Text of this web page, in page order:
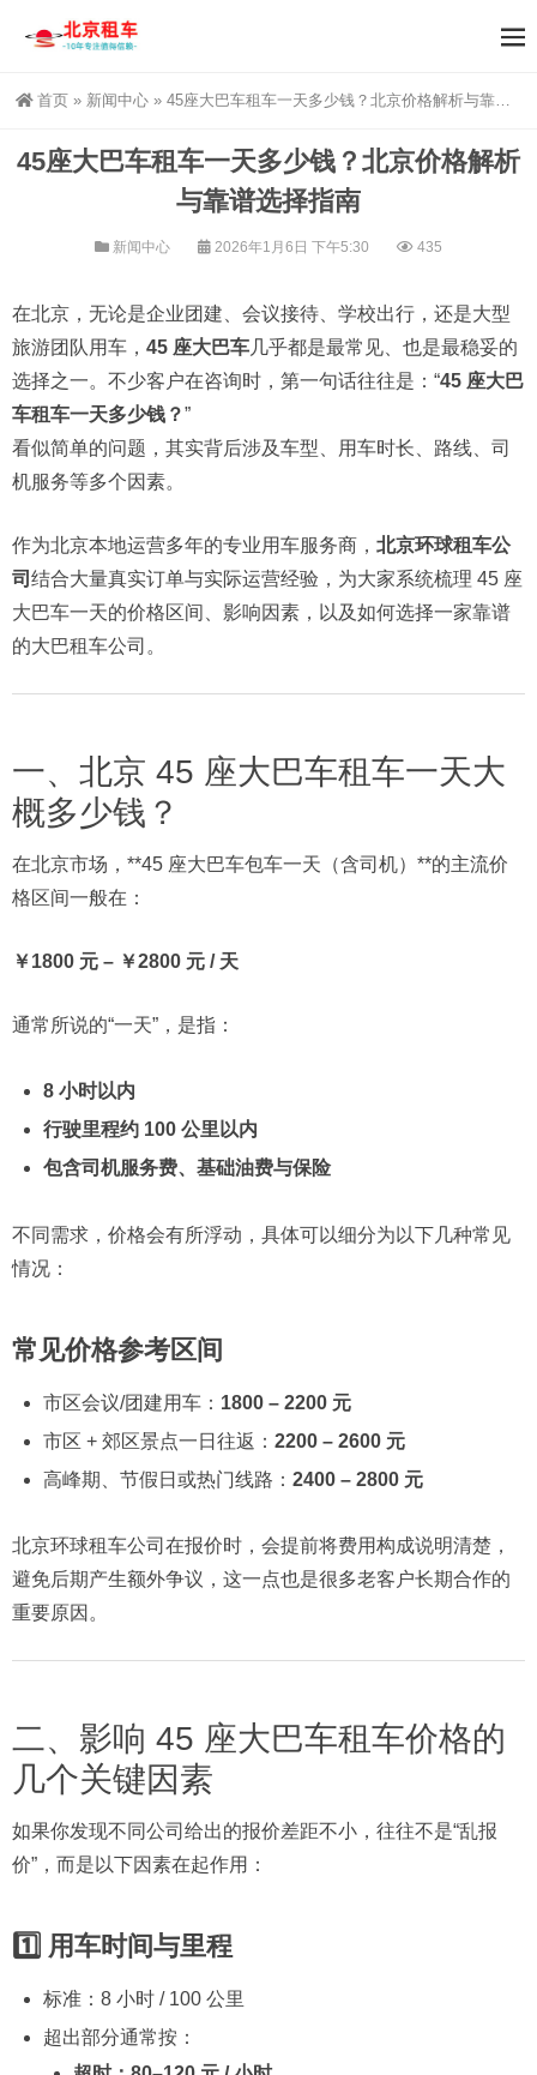
首页 » 新闻中心 » 45座大巴车租车一天多少钱？北京价格解析与靠谱选择指南
45座大巴车租车一天多少钱？北京价格解析
与靠谱选择指南
新闻中心 2026年1月6日 下午5:30 435
在北京，无论是企业团建、会议接待、学校出行，还是大型
旅游团队用车， 45 座大巴车几乎都是最常见、也是最稳妥的
选择之一。不少客户在咨询时，第一句话往往是：“45 座大巴
车租车一天多少钱？”
看似简单的问题，其实背后涉及车型、用车时长、路线、司
机服务等多个因素。
作为北京本地运营多年的专业用车服务商， 北京环球租车公
司 结合大量真实订单与实际运营经验，为大家系统梳理 45 座
大巴车一天的价格区间、影响因素，以及如何选择一家靠谱
的大巴租车公司。
一、北京 45 座大巴车租车一天大
概多少钱？
在北京市场，**45 座大巴车包车一天（含司机）**的主流价
格区间一般在：
￥1800 元 – ￥2800 元 / 天
通常所说的“一天”，是指：
8 小时以内
行驶里程约 100 公里以内
包含司机服务费、基础油费与保险
不同需求，价格会有所浮动，具体可以细分为以下几种常见
情况：
常见价格参考区间
市区会议/团建用车： 1800 – 2200 元
市区 + 郊区景点一日往返： 2200 – 2600 元
高峰期、节假日或热门线路： 2400 – 2800 元
北京环球租车公司在报价时，会提前将费用构成说明清楚，
避免后期产生额外争议，这一点也是很多老客户长期合作的
重要原因。
二、影响 45 座大巴车租车价格的
几个关键因素
如果你发现不同公司给出的报价差距不小，往往不是“乱报
价”，而是以下因素在起作用：
1️⃣ 用车时间与里程
标准：8 小时 / 100 公里
超出部分通常按：